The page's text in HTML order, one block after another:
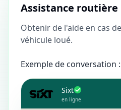
Assistance routière
Obtenir de l'aide en cas
véhicule loué.
Exemple de conversation :
Sixt
en ligne